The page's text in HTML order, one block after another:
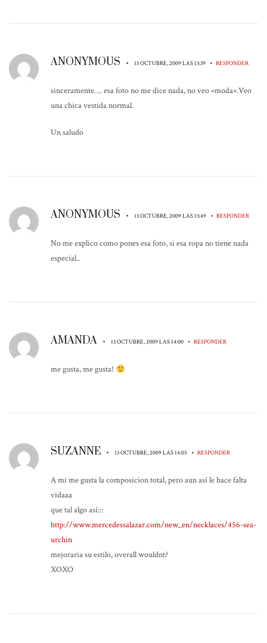
ANONYMOUS • 13 OCTUBRE, 2009 LAS 13:39 • RESPONDER
sinceramente…. esa foto no me dice nada, no veo «moda».Veo
una chica vestida normal.
Un saludo
ANONYMOUS • 13 OCTUBRE, 2009 LAS 13:49 • RESPONDER
No me explico como pones esa foto, si esa ropa no tiene nada
especial..
AMANDA • 13 OCTUBRE, 2009 LAS 14:00 • RESPONDER
me gusta, me gusta!
SUZANNE • 13 OCTUBRE, 2009 LAS 14:05 • RESPONDER
A mi me gusta la composicion total, pero aun así le hace falta
vidaaa
que tal algo así:::
http://www.mercedessalazar.com/new_en/necklaces/456-sea-
urchin
mejoraria su estilo, overall wouldnt?
XOXO